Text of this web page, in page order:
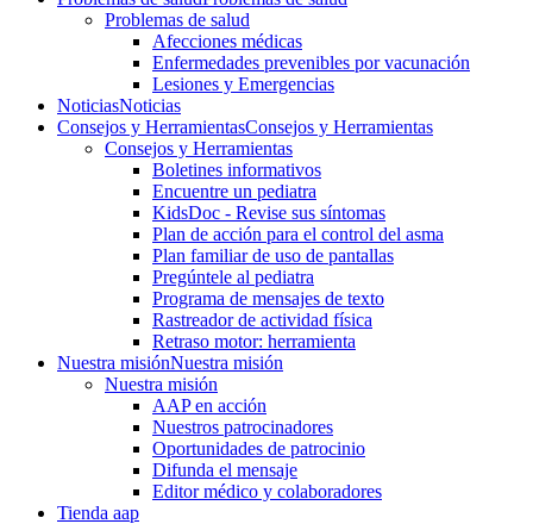
Problemas de salud
Afecciones médicas
Enfermedades prevenibles por vacunación
Lesiones y Emergencias
NoticiasNoticias
Consejos y HerramientasConsejos y Herramientas
Consejos y Herramientas
Boletines informativos
Encuentre un pediatra
KidsDoc - Revise sus síntomas
Plan de acción para el control del asma
Plan familiar de uso de pantallas
Pregúntele al pediatra
Programa de mensajes de texto
Rastre​​ador de activida​d física
Retraso motor: herramienta
Nuestra misiónNuestra misión
Nuestra misión
AAP en acción
Nuestros patrocinadores
Oportunidades de patrocinio
Difunda el mensaje
Editor médico y colaboradores
Tienda aap